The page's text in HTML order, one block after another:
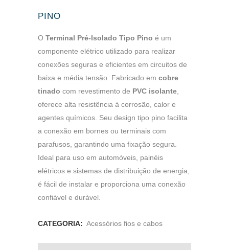
PINO
O Terminal Pré-Isolado Tipo Pino é um
componente elétrico utilizado para realizar
conexões seguras e eficientes em circuitos de
baixa e média tensão. Fabricado em cobre
tinado com revestimento de PVC isolante
oferece alta resistência à corrosão, calor e
agentes químicos. Seu design tipo pino facilita
a conexão em bornes ou terminais com
parafusos, garantindo uma fixação segura.
Ideal para uso em automóveis, painéis
elétricos e sistemas de distribuição de energia,
é fácil de instalar e proporciona uma conexão
confiável e durável.
CATEGORIA: Acessórios fios e cabos